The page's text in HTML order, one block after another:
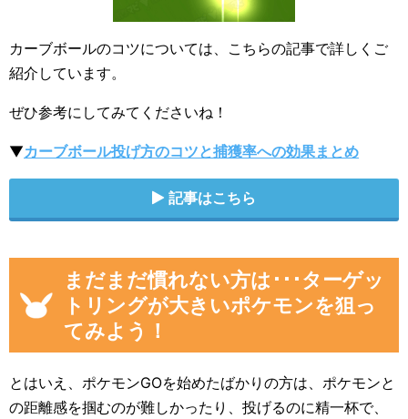
カーブボールのコツについては、こちらの記事で詳しくご
紹介しています。
ぜひ参考にしてみてくださいね！
▼カーブボール投げ方のコツと捕獲率への効果まとめ
記事はこちら
まだまだ慣れない方は･･･ターゲッ
トリングが大きいポケモンを狙っ
てみよう！
とはいえ、ポケモンGOを始めたばかりの方は、ポケモンと
の距離感を掴むのが難しかったり、投げるのに精一杯で、